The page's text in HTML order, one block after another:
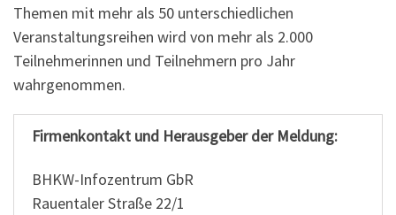
Themen mit mehr als 50 unterschiedlichen
Veranstaltungsreihen wird von mehr als 2.000
Teilnehmerinnen und Teilnehmern pro Jahr
wahrgenommen.
Firmenkontakt und Herausgeber der Meldung:
BHKW-Infozentrum GbR
Rauentaler Straße 22/1